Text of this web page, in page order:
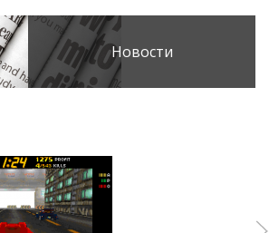
Новости